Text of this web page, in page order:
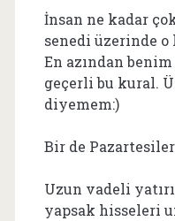
İnsan ne kadar
senedi üzerinde
En azından
geçerli bu kural.
diyemem:)
Bir de
Uzun vadeli
yapsak hisseleri